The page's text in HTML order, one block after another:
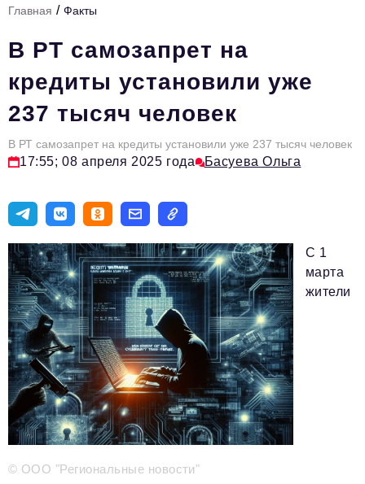
Тема номера
HR
Персона номера
Инфраструктура развития
Туризм
Инвестиции
ОПК
Авторские материалы
Видео
Телефон редакции:+7 495 727-01-67
Электронные почты редакции:
info@business-magazine.online
Главная / Факты
В РТ самозапрет на
кредиты установили уже
237 тысяч человек
В РТ самозапрет на кредиты установили уже 237 тысяч человек
17:55; 08 апреля 2025 года Басуева Ольга
© ООО "Региональные новости"
С 1
марта
жители